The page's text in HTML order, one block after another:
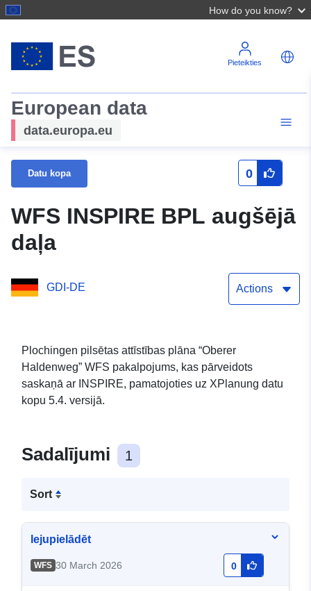
How do you know?
Pieteikties
European data
data.europa.eu
Datu kopa 0
WFS INSPIRE BPL augšējā
daļa
GDI-DE Actions
Plochingen pilsētas attīstības plāna “Oberer
Haldenweg” WFS pakalpojums, kas pārveidots
saskaņā ar INSPIRE, pamatojoties uz XPlanung datu
kopu 5.4. versijā.
Sadalījumi 1
Sort
lejupielādēt
WFS 30 March 2026 0